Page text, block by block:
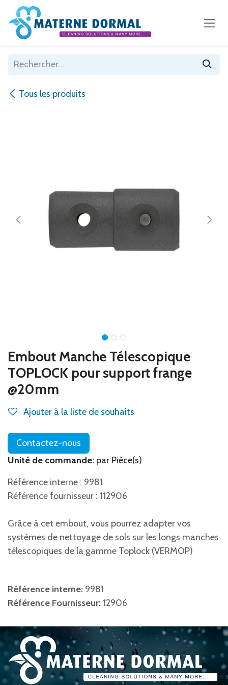
Se rendre au contenu
Tous les produits
Embout Manche Télescopique
TOPLOCK pour support frange
@20mm
Ajouter à la liste de souhaits
Contactez-nous
Unité de commande: par Pièce(s)
Référence interne : 9981
Référence fournisseur : 112906
Grâce à cet embout, vous pourrez adapter vos
systèmes de nettoyage de sols sur les longs manches
télescopiques de la gamme Toplock (VERMOP)
Référence interne: 9981
Référence Fournisseur: 12906